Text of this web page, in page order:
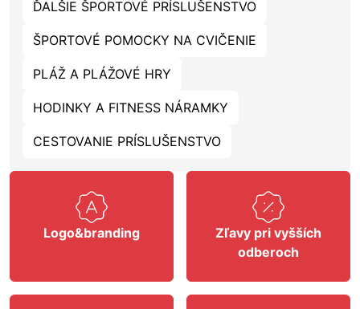
ĎALŠIE ŠPORTOVÉ PRÍSLUŠENSTVO
ŠPORTOVÉ POMOCKY NA CVIČENIE
PLÁŽ A PLÁŽOVÉ HRY
HODINKY A FITNESS NÁRAMKY
CESTOVANIE PRÍSLUŠENSTVO
Logo&branding
Zľavy pri vyšších
odberoch